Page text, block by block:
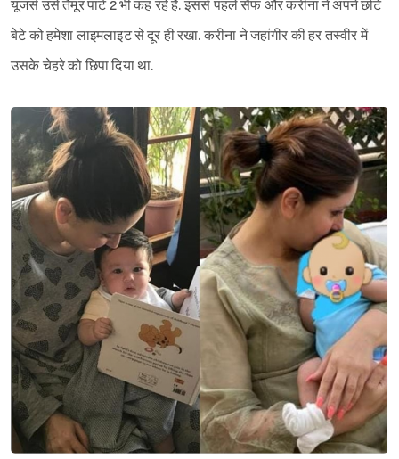
Sign in
यूजर्स उसे तैमूर पार्ट 2 भी कह रहे हैं. इससे पहले सैफ और करीना ने अपने छोटे
बेटे को हमेशा लाइमलाइट से दूर ही रखा. करीना ने जहांगीर की हर तस्वीर में
उसके चेहरे को छिपा दिया था.